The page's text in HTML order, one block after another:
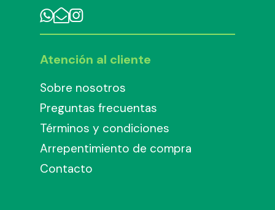
Atención al cliente
Sobre nosotros
Preguntas frecuentas
Términos y condiciones
Arrepentimiento de compra
Contacto